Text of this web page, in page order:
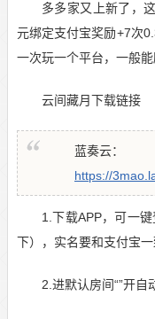
多多家又上新了，
元绑定支付宝奖励+7次
一次玩一个平台，一般
云间藏月下载链接
蓝奏云：
https://
1.下载APP，可一
下），实名要和支付宝一
2.进默认房间“”开自